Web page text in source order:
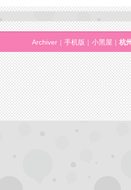
Archiver | 手机版 | 小黑屋 | 杭